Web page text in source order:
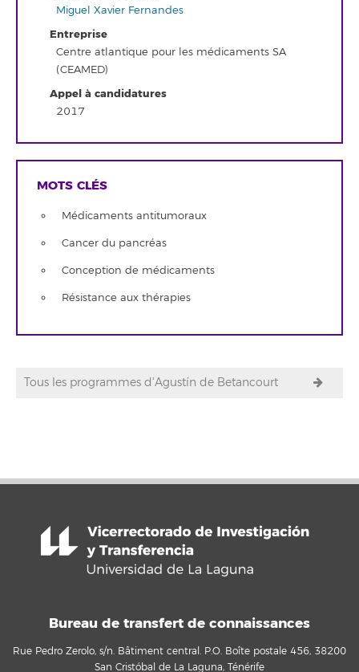
Miguel Xavier Fernandes
Entreprise
Centre atlantique pour les médicaments SA
(CEAMED)
Appel à candidatures
2017
MOTS CLÉS
Médicaments antitumoraux
Cancer du pancréas
Conception de médicaments
Résistance aux thérapies
Tous les programmes d'Agustín de Betancourt
Bureau de transfert de connaissances
Rue Pedro Zerolo, s/n. Bâtiment central. P.O. Boîte postale 456, 38200
San Cristóbal de La Laguna, Ténérife